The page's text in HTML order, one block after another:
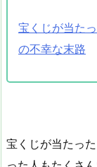
宝くじが当た
の不幸な末路
宝くじが当たっ